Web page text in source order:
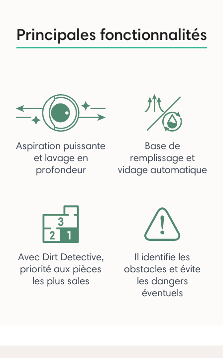
Principales fonctionnalités
Aspiration puissante
et lavage en
profondeur
Base de
remplissage et
vidage automatique
Avec Dirt Detective,
priorité aux pièces
les plus sales
Il identifie les
obstacles et évite
les dangers
éventuels